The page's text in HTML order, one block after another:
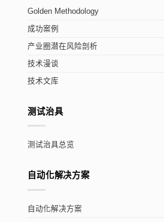
Golden Methodology
成功案例
产业圈潜在风险剖析
技术漫谈
技术文库
测试治具
测试治具总览
自动化解决方案
自动化解决方案